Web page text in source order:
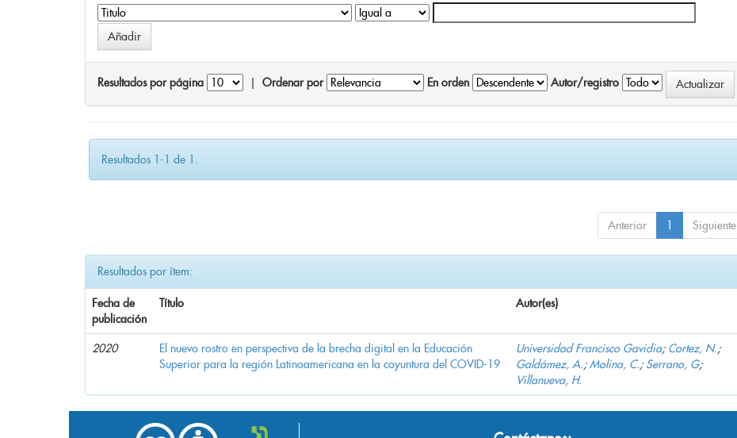
Resultados por página Ordenar por En orden Autor/registro
Resultados 1-1 de 1.
Anterior 1 Siguiente
Resultados por ítem:
Fecha de
publicación
Título Autor(es)
2020
El nuevo rostro en perspectiva de la brecha digital en la Educación
Superior para la región Latinoamericana en la coyuntura del COVID-19
Universidad Francisco Gavidia; Cortez, N.;
Galdámez, A.;Molina, C.; Serrano, G;
Villanueva, H.